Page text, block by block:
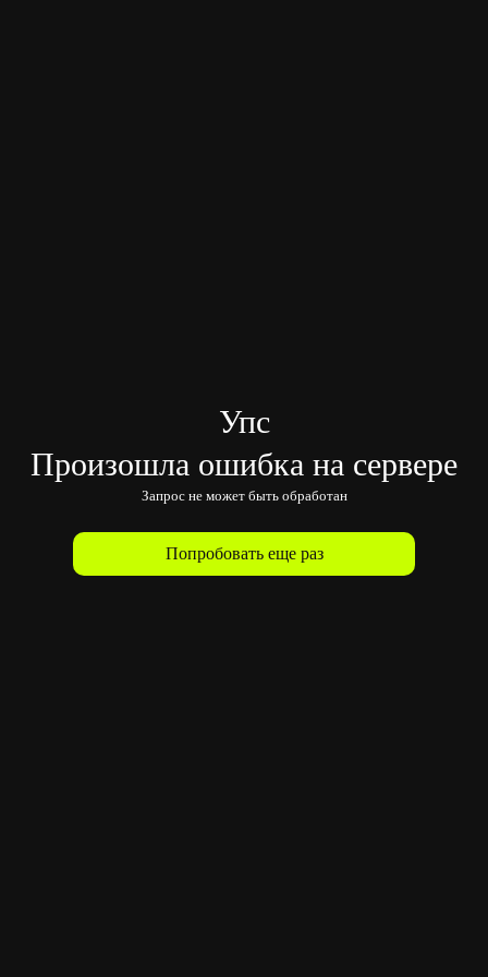
Упс
Произошла ошибка на сервере
Запрос не может быть обработан
Попробовать еще раз